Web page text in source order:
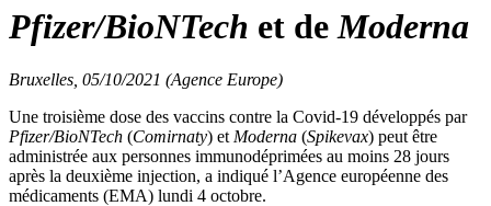
Pfizer/BioNTech et de Moderna
Bruxelles, 05/10/2021 (Agence Europe)
Une troisième dose des vaccins contre la Covid-19 développés par
Pfizer/BioNTech (Comirnaty) et Moderna (Spikevax) peut être
administrée aux personnes immunodéprimées au moins 28 jours
après la deuxième injection, a indiqué l’Agence européenne des
médicaments (EMA) lundi 4 octobre.